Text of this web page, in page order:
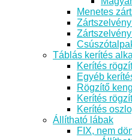
Menetes
Táblás kerítés
Kerítés
Egyéb
Rögzítő
Kerítés
Kerítés
Állítható lábak
FIX, nem